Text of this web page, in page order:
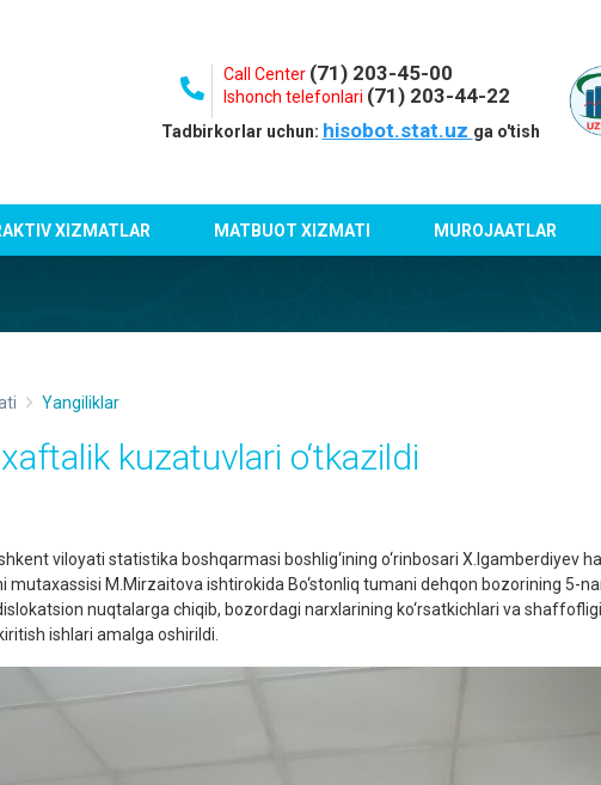
Call Center (71) 203-45-00
Ishonch telefonlari (71) 203-44-22
Tadbirkorlar uchun: hisobot.stat.uz ga o'tish
XIZMATLAR MATBUOT XIZMATI MUROJAATLAR
Yangiliklar
kuzatuvlari o‘tkazildi
viloyati statistika boshqarmasi boshlig‘ining o‘rinbosari X.Igamberdiyev
mutaxassisi M.Mirzaitova ishtirokida Bo‘stonliq tumani dehqon bozorining 5-
nuqtalarga chiqib, bozordagi narxlarining ko‘rsatkichlari va
ishlari amalga oshirildi.